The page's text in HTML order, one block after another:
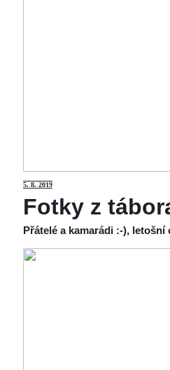
5. 8. 2019
Fotky z
Přátelé a kamarádi :-),